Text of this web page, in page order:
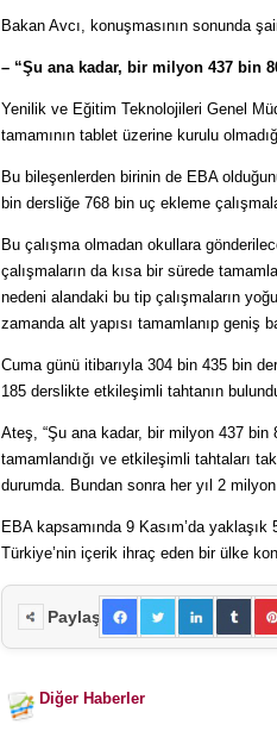
Bakan Avcı, konuşmasının sonunda
– “Şu ana kadar, bir milyon 437 bin
Yenilik ve Eğitim Teknolojileri Genel
tamamının tablet üzerine kurulu
Bu bileşenlerden birinin de EBA
bin dersliğe 768 bin uç ekleme
Bu çalışma olmadan okullara
çalışmaların da kısa bir sürede
nedeni alandaki bu tip çalışmaların
zamanda alt yapısı tamamlanıp geniş
Cuma günü itibarıyla 304 bin 435 bin
185 derslikte etkileşimli tahtanın
Ateş, “Şu ana kadar, bir milyon 437 bin
tamamlandığı ve etkileşimli tahtaları
durumda. Bundan sonra her yıl 2
EBA kapsamında 9 Kasım’da
Türkiye’nin içerik ihraç eden bir ülke
Paylaş
Diğer Haberler